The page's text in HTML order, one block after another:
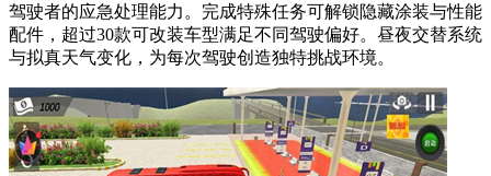
驾驶者的应急处理能力。完成特殊任务可解锁隐藏涂装与性能
配件，超过30款可改装车型满足不同驾驶偏好。昼夜交替系统
与拟真天气变化，为每次驾驶创造独特挑战环境。